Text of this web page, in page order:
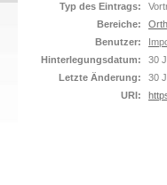
Typ des Eintrags:
Bereiche:
Benutzer:
Hinterlegungsdatum:
30
Letzte Änderung:
30
URI: